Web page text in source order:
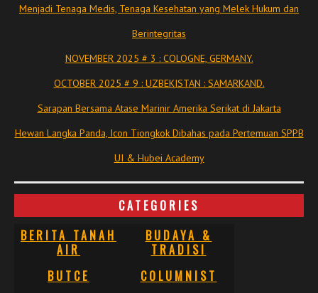
Menjadi Tenaga Medis, Tenaga Kesehatan yang Melek Hukum dan
Berintegritas
NOVEMBER 2025 # 3 : COLOGNE, GERMANY.
OCTOBER 2025 # 9 : UZBEKISTAN : SAMARKAND.
Sarapan Bersama Atase Marinir Amerika Serikat di Jakarta
Hewan Langka Panda, Icon Tiongkok Dibahas pada Pertemuan SPPB
UI & Hubei Academy
CATEGORIES
BERITA TANAH
AIR
BUDAYA &
TRADISI
BUTCE
COLUMNIST